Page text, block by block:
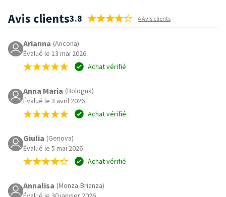
Avis clients3.8 4 Avis clients
Arianna (Ancona)
Évalué le 13 mai 2026
Achat vérifié
Anna Maria (Bologna)
Évalué le 3 avril 2026
Achat vérifié
Giulia (Genova)
Évalué le 5 mai 2026
Achat vérifié
Annalisa (Monza-Brianza)